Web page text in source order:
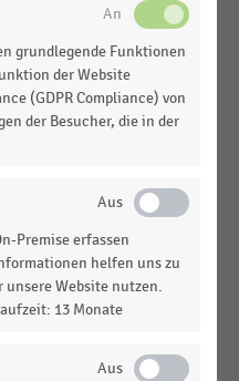
STATISTIK
Shops in Deutschland nach
(2018)
Kunden in Deutschland
STATISTIK
(2015)
grundlegende Funktionen
der Website
(GDPR Compliance) von
der Besucher, die in der
Premise erfassen
helfen uns zu
unsere Website nutzen.
13 Monate